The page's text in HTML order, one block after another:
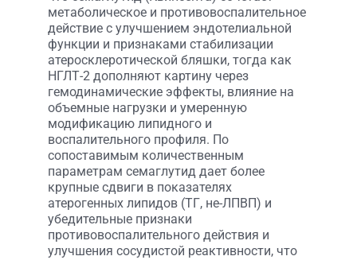
метаболическое и противовоспалительное
действие с улучшением эндотелиальной
функции и признаками стабилизации
атеросклеротической бляшки, тогда как
НГЛТ-2 дополняют картину через
гемодинамические эффекты, влияние на
объемные нагрузки и умеренную
модификацию липидного и
воспалительного профиля. По
сопоставимым количественным
параметрам семаглутид дает более
крупные сдвиги в показателях
атерогенных липидов (ТГ, не-ЛПВП) и
убедительные признаки
противовоспалительного действия и
улучшения сосудистой реактивности, что